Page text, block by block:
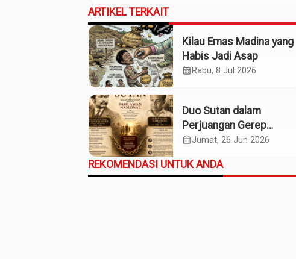
ARTIKEL TERKAIT
Kilau Emas Madina yang
Habis Jadi Asap
calendar_month Rabu, 8 Jul 2026
Duo Sutan dalam
Perjuangan Gerep
Institute Naik ke
Nasional
calendar_monthJumat, 26 Jun 2026
REKOMENDASI UNTUK ANDA